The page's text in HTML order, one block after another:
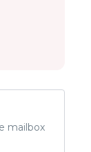
mailbox